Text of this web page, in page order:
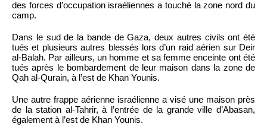
des forces d’occupation israéliennes a touché la zone nord du
camp.
Dans le sud de la bande de Gaza, deux autres civils ont été
tués et plusieurs autres blessés lors d’un raid aérien sur Deir
al-Balah. Par ailleurs, un homme et sa femme enceinte ont été
tués après le bombardement de leur maison dans la zone de
Qah al-Qurain, à l’est de Khan Younis.
Une autre frappe aérienne israélienne a visé une maison près
de la station al-Tahrir, à l’entrée de la grande ville d’Abasan,
également à l’est de Khan Younis.